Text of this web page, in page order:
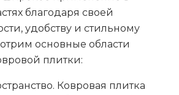
благодаря своей
удобству и стильному
основные области
плитки:
. Ковровая плитка